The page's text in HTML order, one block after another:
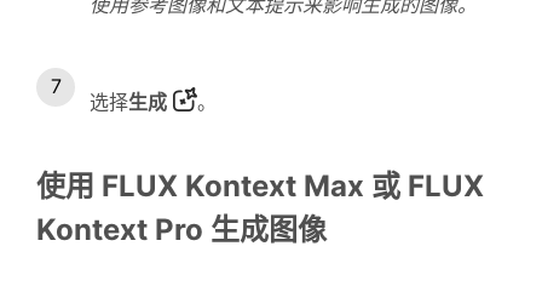
使用参考图像和文本提示来影响生成的图像。
选择生成 。
使用 FLUX Kontext Max 或 FLUX
Kontext Pro 生成图像